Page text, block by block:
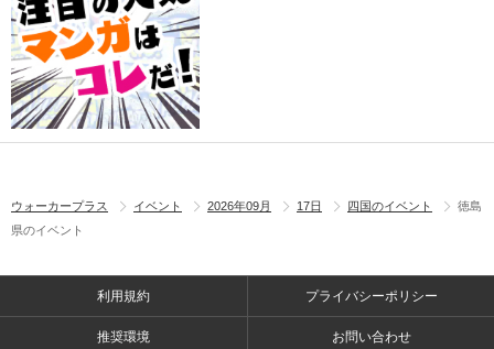
ウォーカープラス イベント 2026年09月 17日 四国のイベント
徳島
県のイベント
利用規約 プライバシーポリシー
推奨環境 お問い合わせ